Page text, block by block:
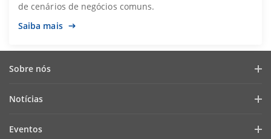
de cenários de negócios comuns.
Saiba mais
Sobre nós
Cibersegurança
Notícias
Eventos